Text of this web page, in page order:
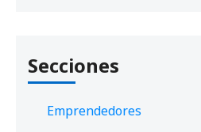
Secciones
Emprendedores